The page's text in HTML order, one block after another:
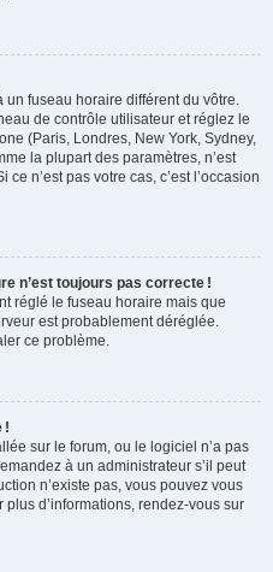
un fuseau horaire différent du vôtre.
de contrôle utilisateur et réglez le
(Paris, Londres, New York, Sydney,
la plupart des paramètres, n’est
n’est pas votre cas, c’est l’occasion
n’est toujours pas correcte !
réglé le fuseau horaire mais que
est probablement déréglée.
ce problème.
!
sur le forum, ou le logiciel n’a pas
à un administrateur s’il peut
n’existe pas, vous pouvez vous
d’informations, rendez-vous sur